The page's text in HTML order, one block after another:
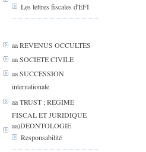
Les lettres fiscales d'EFI
aa REVENUS OCCULTES
aa SOCIETE CIVILE
aa SUCCESSION
internationale
aa TRUST ; REGIME
FISCAL ET JURIDIQUE
aa)DEONTOLOGIE
Responsabilité